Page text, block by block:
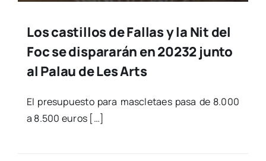
Los castillos de Fallas y la Nit del
Foc se dispararán en 20232 junto
al Palau de Les Arts
El pre­su­pues­to para mas­cle­taes pasa de 8.000
a 8.500 euros […]